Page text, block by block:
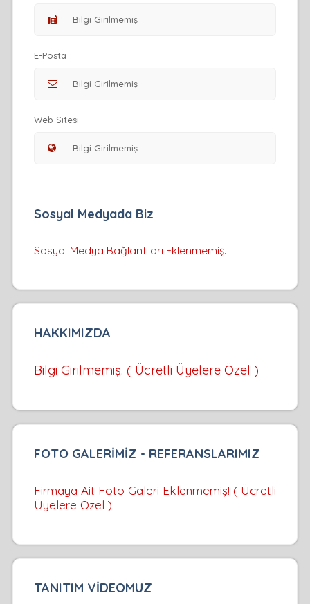
E-Posta
Web Sitesi
Sosyal Medyada Biz
Sosyal Medya Bağlantıları Eklenmemiş.
HAKKIMIZDA
Bilgi Girilmemiş. ( Ücretli Üyelere Özel )
FOTO GALERİMİZ - REFERANSLARIMIZ
Firmaya Ait Foto Galeri Eklenmemiş! ( Ücretli
Üyelere Özel )
TANITIM VİDEOMUZ